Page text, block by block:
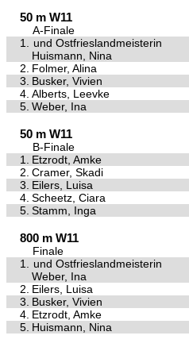
50 m W11
A-Finale
1.
und Ostfrieslandmeisterin
Huismann, Nina
2. Folmer, Alina
3. Busker, Vivien
4. Alberts, Leevke
5. Weber, Ina
50 m W11
B-Finale
1.
Etzrodt, Amke
2. Cramer, Skadi
3. Eilers, Luisa
4. Scheetz, Ciara
5. Stamm, Inga
800 m W11
Finale
1.
und Ostfrieslandmeisterin
Weber, Ina
2. Eilers, Luisa
3. Busker, Vivien
4. Etzrodt, Amke
5. Huismann, Nina